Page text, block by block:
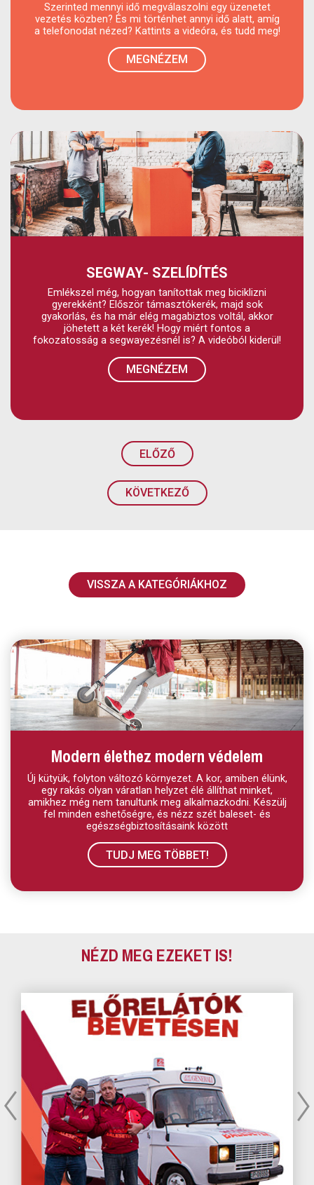
Szerinted mennyi idő megválaszolni egy üzenetet
vezetés közben? És mi történhet annyi idő alatt, amíg
a telefonodat nézed? Kattints a videóra, és tudd meg!
MEGNÉZEM
SEGWAY- SZELÍDÍTÉS
Emlékszel még, hogyan tanítottak meg biciklizni
gyerekként? Először támasztókerék, majd sok
gyakorlás, és ha már elég magabiztos voltál, akkor
jöhetett a két kerék! Hogy miért fontos a
fokozatosság a segwayezésnél is? A videóból kiderül!
MEGNÉZEM
ELŐZŐ
KÖVETKEZŐ
VISSZA A KATEGÓRIÁKHOZ
Modern élethez modern védelem
Új kütyük, folyton változó környezet. A kor, amiben élünk,
egy rakás olyan váratlan helyzet élé állíthat minket,
amikhez még nem tanultunk meg alkalmazkodni. Készülj
fel minden eshetőségre, és nézz szét baleset- és
egészségbiztosításaink között
TUDJ MEG TÖBBET!
NÉZD MEG EZEKET IS!